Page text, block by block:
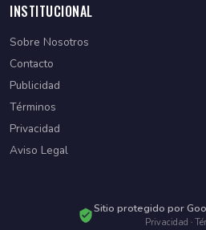
INSTITUCIONAL
Sobre Nosotros
Contacto
Publicidad
Términos
Privacidad
Aviso Legal
Sitio protegido por
Privacidad ·